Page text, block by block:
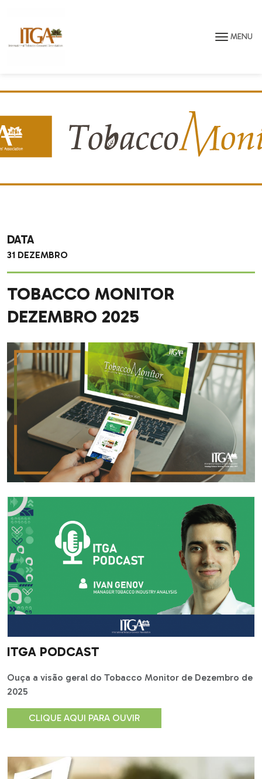
MENU
DATA
31 DEZEMBRO
TOBACCO MONITOR
DEZEMBRO 2025
ITGA PODCAST
Ouça a visão geral do Tobacco Monitor de Dezembro de
2025
CLIQUE AQUI PARA OUVIR